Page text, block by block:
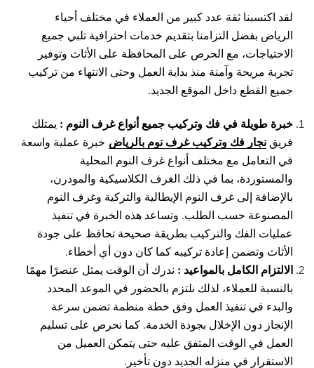
لقد اكتسبنا ثقة عدد كبير من العملاء في مختلف أحياء
الرياض بفضل التزامنا بتقديم خدمات احترافية تلبي جميع
الاحتياجات، مع الحرص على المحافظة على الأثاث وتوفير
تجربة مريحة وآمنة منذ بداية العمل وحتى الانتهاء من تركيب
جميع القطع داخل الموقع الجديد.
خبرة طويلة في فك وتركيب جميع أنواع غرف النوم : يمتلك
فريق نجار فك وتركيب غرف نوم بالرياض خبرة عملية واسعة
في التعامل مع مختلف أنواع غرف النوم المحلية
والمستوردة، بما في ذلك الغرف الكلاسيكية والمودرن،
بالإضافة إلى غرف النوم الإيطالية والتركية وغرف النوم
المصنوعة حسب الطلب. وتساعد هذه الخبرة في تنفيذ
عمليات الفك والتركيب بطريقة صحيحة تحافظ على جودة
الأثاث وتضمن إعادة تركيبه كما كان دون أي أخطاء.
الالتزام الكامل بالمواعيد : ندرك أن الوقت يمثل عنصرًا مهمًا
بالنسبة للعملاء، لذلك نلتزم بالحضور في الموعد المحدد
والبدء في تنفيذ العمل وفق خطة منظمة تضمن سرعة
الإنجاز دون الإخلال بجودة الخدمة. كما نحرص على تسليم
العمل في الوقت المتفق عليه حتى يتمكن العميل من
الاستقرار في منزله الجديد دون تأخير.